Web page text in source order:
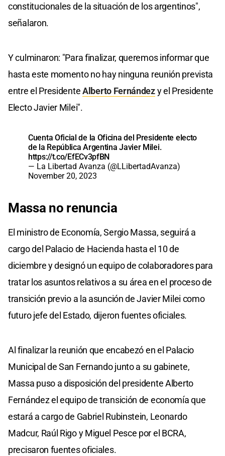
constitucionales de la situación de los argentinos",
señalaron.
Y culminaron: "Para finalizar, queremos informar que
hasta este momento no hay ninguna reunión prevista
entre el PresidenteAlberto Fernándezy el Presidente
Electo Javier Milei".
Cuenta Oficial de la Oficina del Presidente electo
de la República Argentina Javier Milei.
https://t.co/EfECv3pfBN
— La Libertad Avanza (@LLibertadAvanza)
November 20, 2023
Massa no renuncia
El ministro de Economía, Sergio Massa, seguirá a
cargo del Palacio de Hacienda hasta el 10 de
diciembre y designó un equipo de colaboradores para
tratar los asuntos relativos a su área en el proceso de
transición previo a la asunción de Javier Milei como
futuro jefe del Estado, dijeron fuentes oficiales.
Al finalizar la reunión que encabezó en el Palacio
Municipal de San Fernando junto a su gabinete,
Massa puso a disposición del presidente Alberto
Fernández el equipo de transición de economía que
estará a cargo de Gabriel Rubinstein, Leonardo
Madcur, Raúl Rigo y Miguel Pesce por el BCRA,
precisaron fuentes oficiales.